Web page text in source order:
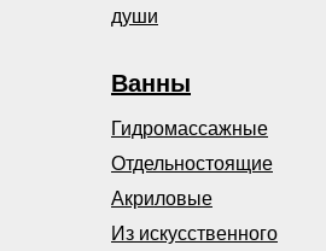
души
Ванны
Из искусственного
Гидромассажные
Акриловые
Отдельностоящие